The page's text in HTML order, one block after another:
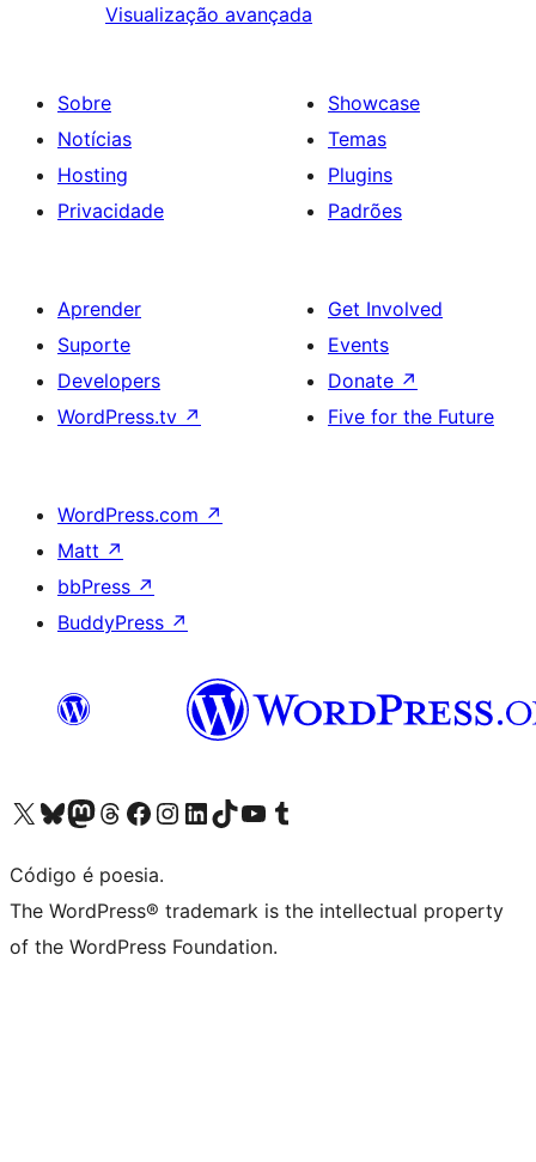
Visualização avançada
Sobre
Notícias
Hosting
Privacidade
Showcase
Temas
Plugins
Padrões
Aprender
Suporte
Developers
WordPress.tv ↗
Get Involved
Events
Donate ↗
Five for the Future
WordPress.com ↗
Matt ↗
bbPress ↗
BuddyPress ↗
Visite a nossa conta X (antigo Twitter)
Visit our Bluesky account
Visit our Mastodon account
Visit our Threads account
Visite a nossa página do Facebook
Visite a nossa conta no Instagram
Visite a nossa conta no LinkedIn
Visit our TikTok account
Visit our YouTube channel
Visit our Tumblr account
Código é poesia.
The WordPress® trademark is the intellectual property
of the WordPress Foundation.